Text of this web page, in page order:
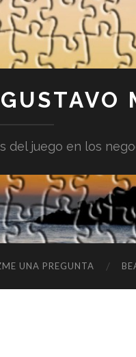
del juego en los
UNA PREGUNTA